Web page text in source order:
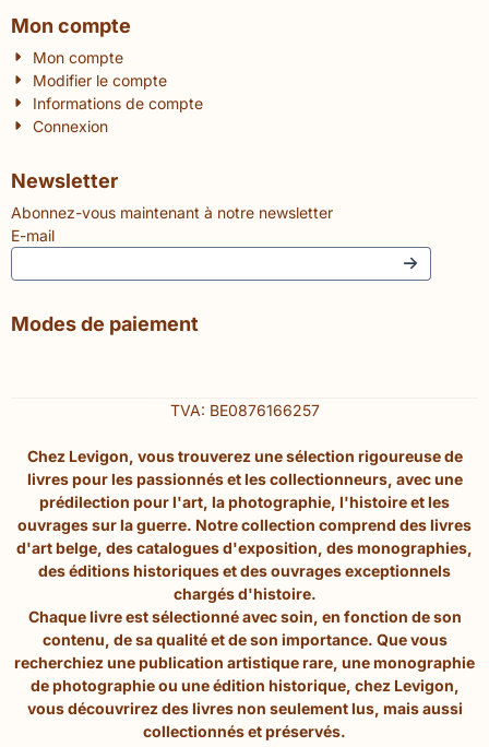
Mon compte
Mon compte
Modifier le compte
Informations de compte
Connexion
Newsletter
Abonnez-vous maintenant à notre newsletter
E-mail
Modes de paiement
TVA: BE0876166257
Chez Levigon, vous trouverez une sélection rigoureuse de
livres pour les passionnés et les collectionneurs, avec une
prédilection pour l'art, la photographie, l'histoire et les
ouvrages sur la guerre. Notre collection comprend des livres
d'art belge, des catalogues d'exposition, des monographies,
des éditions historiques et des ouvrages exceptionnels
chargés d'histoire.
Chaque livre est sélectionné avec soin, en fonction de son
contenu, de sa qualité et de son importance. Que vous
recherchiez une publication artistique rare, une monographie
de photographie ou une édition historique, chez Levigon,
vous découvrirez des livres non seulement lus, mais aussi
collectionnés et préservés.